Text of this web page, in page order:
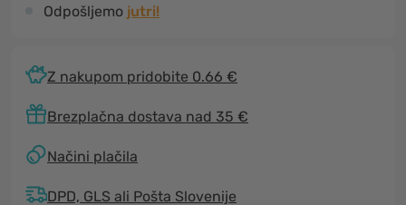
Odpošljemo jutri!
Z nakupom pridobite 0.66 €
Brezplačna dostava nad 35 €
Načini plačila
DPD, GLS ali Pošta Slovenije